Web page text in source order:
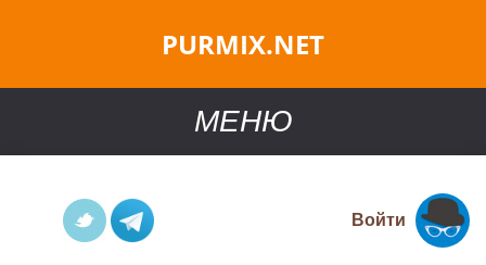
PURMIX.NET
МЕНЮ
Войти